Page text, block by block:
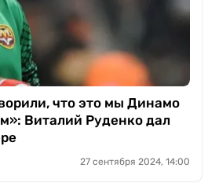
что это мы Динамо
Виталий Руденко дал
27 сентября 2024, 14:00